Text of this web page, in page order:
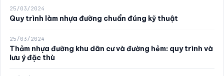
25/03/2024
Quy trình làm nhựa đường chuẩn đúng kỹ thuật
25/03/2024
Thảm nhựa đường khu dân cư và đường hẻm: quy trình và
lưu ý đặc thù